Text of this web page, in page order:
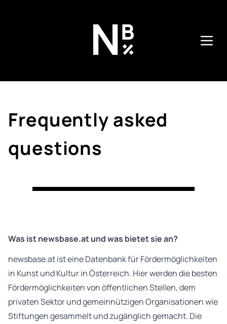
Frequently asked
questions
Was ist newsbase.at und was bietet sie an?
newsbase.atist eine Datenbank für Fördermöglichkeiten
in Kunst und Kultur in Österreich. Hier werden die besten
Fördermöglichkeiten von öffentlichen Stellen, dem
privaten Sektor und gemeinnützigen Organisationen wie
Stiftungen gesammelt und zugänglich gemacht. Die